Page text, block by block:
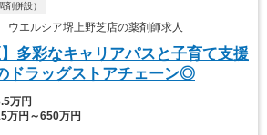
剤併設）
エルシア堺上野芝店の薬剤師求人
】多彩なキャリアパスと子育て支援
ドラッグストアチェーン◎
万円
万円～650万円